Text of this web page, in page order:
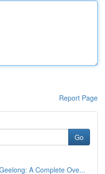
Report Page
Go
A Complete Ove...